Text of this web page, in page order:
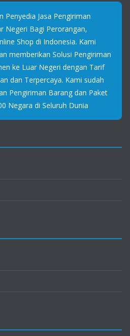
Penyedia Jasa Pengiriman
Negeri Bagi Perorangan,
Shop di Indonesia. Kami
memberikan Solusi Pengiriman
ke Luar Negeri dengan Tarif
dan Terpercaya. Kami sudah
Pengiriman Barang dan Paket
Negara di Seluruh Dunia